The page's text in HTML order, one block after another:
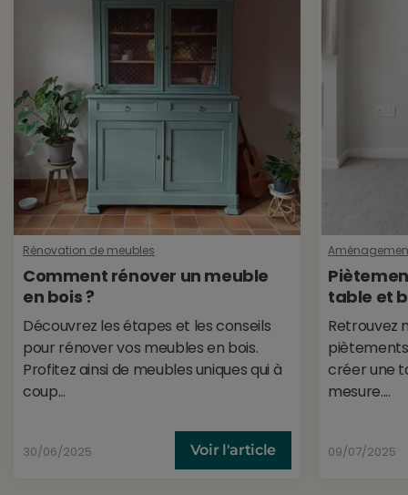
Rénovation de meubles
Comment rénover un meuble
en bois ?
Découvrez les étapes et les conseils
pour rénover vos meubles en bois.
Profitez ainsi de meubles uniques qui à
coup...
30/06/2025 Voir l'article
table et
Retrouvez
créer une
mesure....
09/07/2025